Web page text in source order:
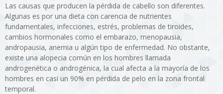
Las causas que producen la pérdida de cabello son diferentes.
Algunas es por una dieta con carencia de nutrientes
fundamentales, infecciones, estrés, problemas de tiroides,
cambios hormonales como el embarazo, menopausia,
andropausia, anemia u algún tipo de enfermedad. No obstante,
existe una alopecia común en los hombres llamada
androgenética o androgénica, la cual afecta a la mayoría de los
hombres en casi un 90% en pérdida de pelo en la zona frontal
temporal.